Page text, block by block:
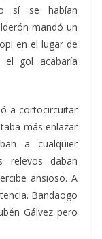
sí se habían
mandó un
en el lugar de
el gol acabaría
a cortocircuitar
más enlazar
a cualquier
daban
ansioso. A
Bandaogo
Gálvez pero